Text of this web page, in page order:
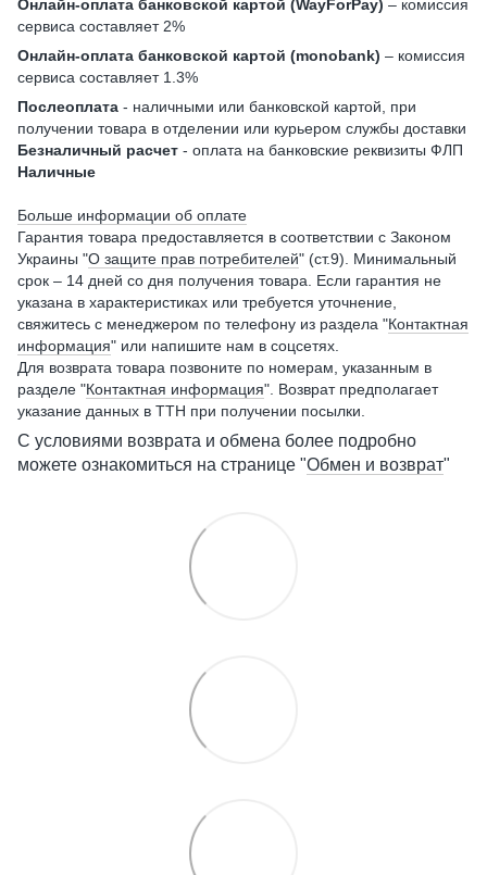
Онлайн-оплата банковской картой (WayForPay) – комиссия
сервиса составляет 2%
Онлайн-оплата банковской картой (monobank) – комиссия
сервиса составляет 1.3%
Послеоплата - наличными или банковской картой, при
получении товара в отделении или курьером службы доставки
Безналичный расчет - оплата на банковские реквизиты ФЛП
Наличные
Больше информации об оплате
Гарантия товара предоставляется в соответствии с Законом
Украины "О защите прав потребителей" (ст.9). Минимальный
срок – 14 дней со дня получения товара. Если гарантия не
указана в характеристиках или требуется уточнение,
свяжитесь с менеджером по телефону из раздела "Контактная
информация" или напишите нам в соцсетях.
Для возврата товара позвоните по номерам, указанным в
разделе "Контактная информация". Возврат предполагает
указание данных в ТТН при получении посылки.
С условиями возврата и обмена более подробно
можете ознакомиться на странице "Обмен и возврат"